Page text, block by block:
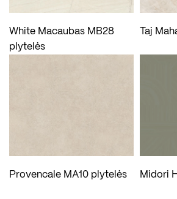
White Macaubas MB28
plytelės
Taj
Provencale MA10 plytelės Midori